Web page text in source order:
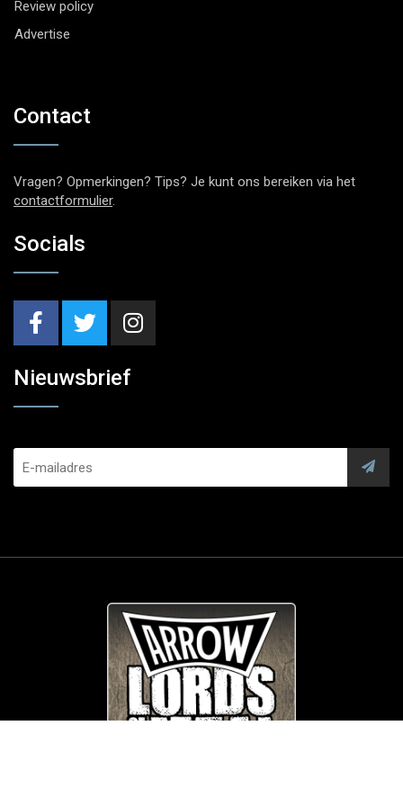
Review policy
Advertise
Contact
Vragen? Opmerkingen? Tips? Je kunt ons bereiken via het
contactformulier.
Socials
Nieuwsbrief